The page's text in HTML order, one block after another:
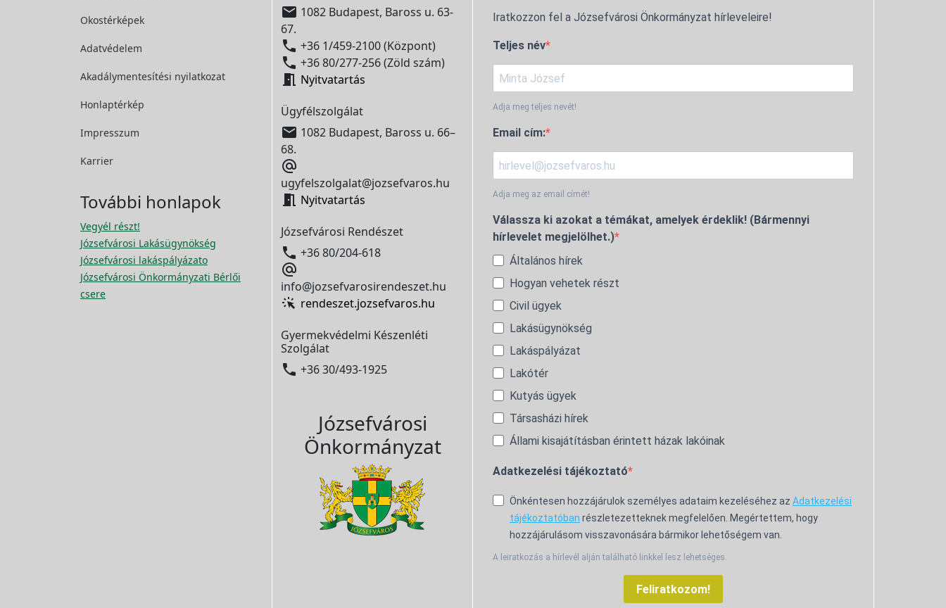
Okostérképek
Adatvédelem
Akadálymentesítési nyilatkozat
Honlaptérkép
Impresszum
Karrier
További honlapok
Vegyél részt!
Józsefvárosi Lakásügynökség
Józsefvárosi lakáspályázato
Józsefvárosi Önkormányzati Bérlői
csere
 1082 Budapest, Baross u. 63-
67.
 +36 1/459-2100 (Központ)
 +36 80/277-256 (Zöld szám)
 Nyitvatartás
Ügyfélszolgálat
 1082 Budapest, Baross u. 66–
68.

ugyfelszolgalat@jozsefvaros.hu
 Nyitvatartás
Józsefvárosi Rendészet
 +36 80/204-618

info@jozsefvarosirendeszet.hu
rendeszet.jozsefvaros.hu
Gyermekvédelmi Készenléti
Szolgálat
 +36 30/493-1925
Józsefvárosi
Önkormányzat
Iratkozzon fel a Józsefvárosi Önkormányzat hírleveleire!
Teljes név
Adja meg teljes nevét!
Email cím:
Adja meg az email címét!
Válassza ki azokat a témákat, amelyek érdeklik! (Bármennyi
hírlevelet megjelölhet.)
Általános hírek
Hogyan vehetek részt
Civil ügyek
Lakásügynökség
Lakáspályázat
Lakótér
Kutyás ügyek
Társasházi hírek
Állami kisajátításban érintett házak lakóinak
Adatkezelési tájékoztató
Önkéntesen hozzájárulok személyes adataim kezeléséhez az Adatkezelési
tájékoztatóban részletezetteknek megfelelően. Megértettem, hogy
hozzájárulásom visszavonására bármikor lehetőségem van.
A leiratkozás a hírlevél alján található linkkel lesz lehetséges.
Feliratkozom!